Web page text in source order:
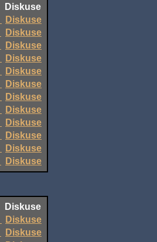
Diskuse
Diskuse
Diskuse
Diskuse
Diskuse
Diskuse
Diskuse
Diskuse
Diskuse
Diskuse
Diskuse
Diskuse
Diskuse
Diskuse
Diskuse
Diskuse